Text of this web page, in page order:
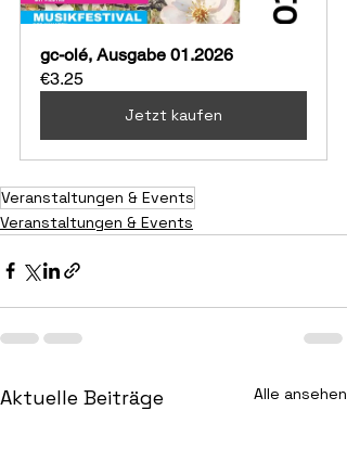
gc-olé, Ausgabe 01.2026
€3.25
Jetzt kaufen
Veranstaltungen & Events
Veranstaltungen & Events
Aktuelle Beiträge Alle ansehen